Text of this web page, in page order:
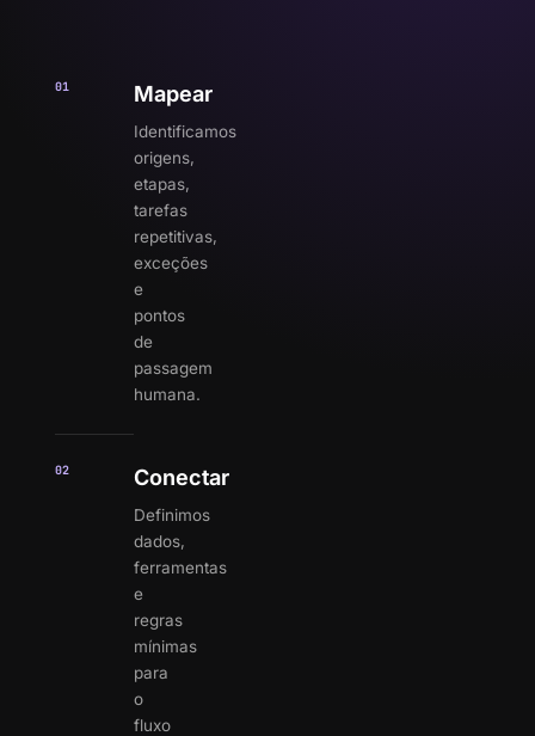
01 Mapear
Identificamos
origens,
etapas,
tarefas
repetitivas,
exceções
e
pontos
de
passagem
humana.
02 Conectar
Definimos
dados,
ferramentas
e
regras
mínimas
para
o
fluxo